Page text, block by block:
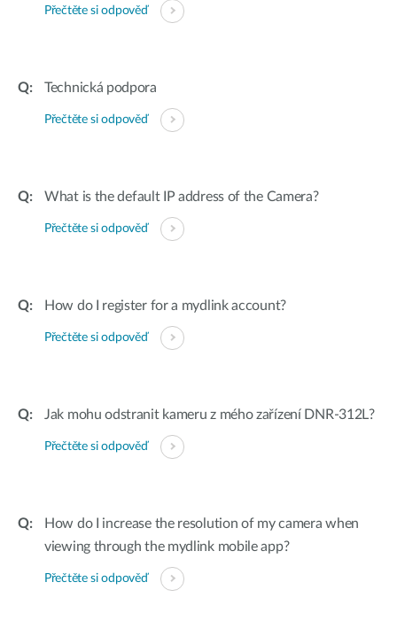
Přečtěte si odpověď
Technická podpora
Přečtěte si odpověď
What is the default IP address of the Camera?
Přečtěte si odpověď
How do I register for a mydlink account?
Přečtěte si odpověď
Jak mohu odstranit kameru z mého zařízení DNR-312L?
Přečtěte si odpověď
How do I increase the resolution of my camera when
viewing through the mydlink mobile app?
Přečtěte si odpověď